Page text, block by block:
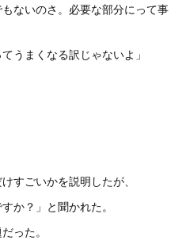
ないのさ。必要な部分にって事
うまくなる訳じゃないよ」
すごいかを説明したが、
か？」と聞かれた。
った。